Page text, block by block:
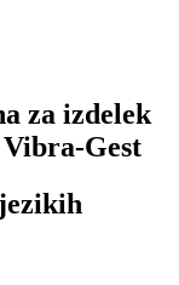
za izdelek
Gest